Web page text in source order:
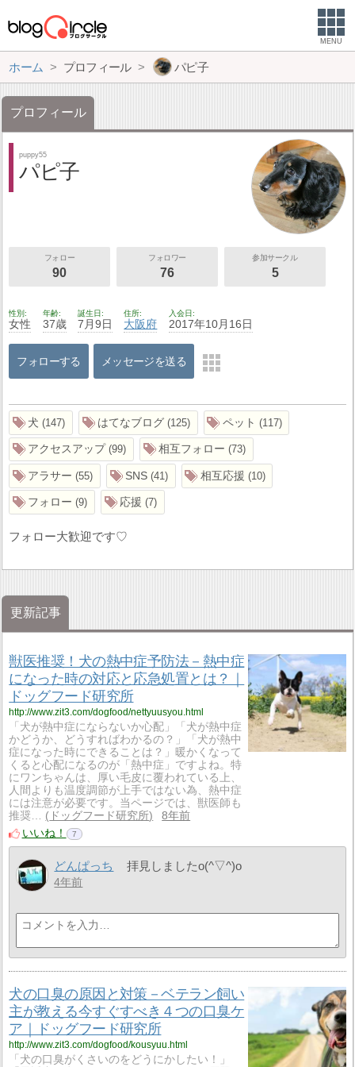
MENU
ホーム プロフィール パピ子
プロフィール
puppy55
パピ子
フォロー
90
フォロワー
76
参加サークル
5
性別
女性
年齢
37歳
誕生日
7月9日
住所
大阪府
入会日
2017年10月16日
フォローする メッセージを送る
犬 147 はてなブログ 125 ペット 117
アクセスアップ 99 相互フォロー 73
アラサー 55 SNS 41 相互応援 10
フォロー 9 応援 7
フォロー大歓迎です♡
更新記事
獣医推奨！犬の熱中症予防法－熱中症
になった時の対応と応急処置とは？｜
ドッグフード研究所
http://www.zit3.com/dogfood/nettyuusyou.html
「犬が熱中症にならないか心配」「犬が熱中症
かどうか、どうすればわかるの？」「犬が熱中
症になった時にできることは？」暖かくなって
くると心配になるのが「熱中症」ですよね。特
にワンちゃんは、厚い毛皮に覆われている上、
人間よりも温度調節が上手ではない為、熱中症
には注意が必要です。当ページでは、獣医師も
推奨…
ドッグフード研究所
8年前
いいね！
7
どんぱっち 拝見しましたo(^▽^)o
4年前
犬の口臭の原因と対策－ベテラン飼い
主が教える今すぐすべき４つの口臭ケ
ア｜ドッグフード研究所
http://www.zit3.com/dogfood/kousyuu.html
「犬の口臭がくさいのをどうにかしたい！」